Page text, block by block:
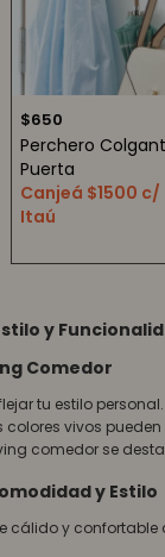
$650
Perchero
Puerta
Canjeá $1500
Itaú
y
Comedor
tu estilo
colores vivos
comedor se
y Estilo
cálido y